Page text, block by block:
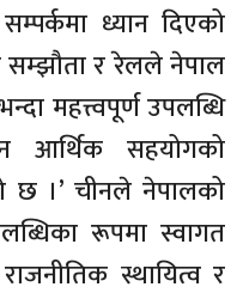
ध्यान दिएको
र रेलले नेपाल
महत्त्वपूर्ण उपलब्धि
आर्थिक सहयोगको
छ ।’ चीनले नेपालको
रूपमा स्वागत
स्थायित्व र